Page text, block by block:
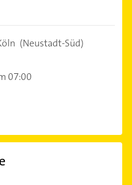
(Neustadt-Süd)
07:00